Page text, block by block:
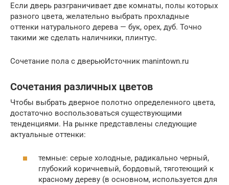
Если дверь разграничивает две комнаты, полы которых
разного цвета, желательно выбрать прохладные
оттенки натурального дерева — бук, орех, дуб. Точно
такими же сделать наличники, плинтус.
Сочетание пола с дверьюИсточник manintown.ru
Сочетания различных цветов
Чтобы выбрать дверное полотно определенного цвета,
достаточно воспользоваться существующими
тенденциями. На рынке представлены следующие
актуальные оттенки:
темные: серые холодные, радикально черный,
глубокий коричневый, бордовый, тяготеющий к
красному дереву (в основном, используется для